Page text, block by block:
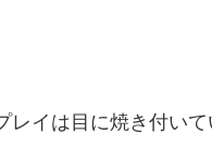
レイは目に焼き付い